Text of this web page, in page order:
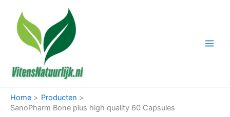
inhoud
Home
Producten
SanoPharm Bone plus high quality 60 Capsules